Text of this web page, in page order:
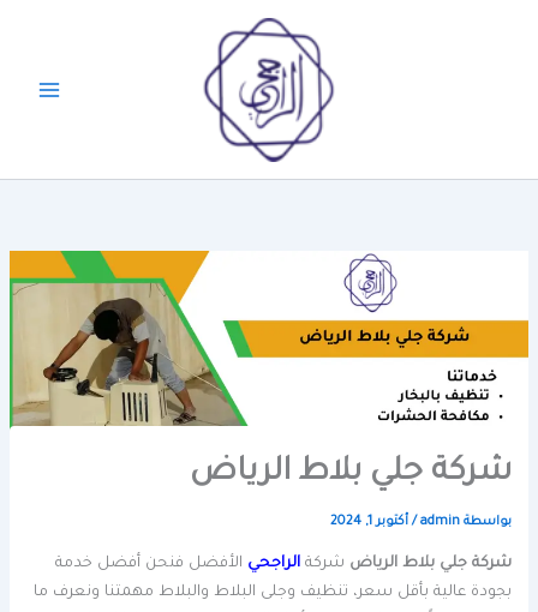
شركة جلي بلاط الرياض
بواسطة admin
/أكتوبر 1, 2024
شركة جلي بلاط الرياض شركةالراجحي الأفضل فنحن أفضل خدمة
بجودة عالية بأقل سعر، تنظيف وجلى البلاط والبلاط مهمتنا ونعرف ما